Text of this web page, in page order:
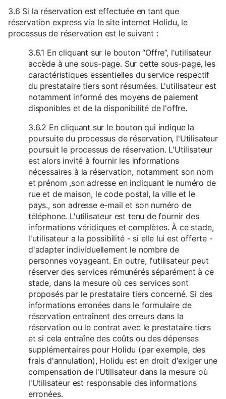
3.6 Si la réservation est effectuée en tant que
réservation express via le site internet Holidu, le
processus de réservation est le suivant :
3.6.1 En cliquant sur le bouton “Offre”, l'utilisateur
accède à une sous-page. Sur cette sous-page, les
caractéristiques essentielles du service respectif
du prestataire tiers sont résumées. L'utilisateur est
notamment informé des moyens de paiement
disponibles et de la disponibilité de l'offre.
3.6.2 En cliquant sur le bouton qui indique la
poursuite du processus de réservation, l'Utilisateur
poursuit le processus de réservation. L'Utilisateur
est alors invité à fournir les informations
nécessaires à la réservation, notamment son nom
et prénom ,son adresse en indiquant le numéro de
rue et de maison, le code postal, la ville et le
pays., son adresse e-mail et son numéro de
téléphone. L'utilisateur est tenu de fournir des
informations véridiques et complètes. À ce stade,
l'utilisateur a la possibilité - si elle lui est offerte -
d'adapter individuellement le nombre de
personnes voyageant. En outre, l'utilisateur peut
réserver des services rémunérés séparément à ce
stade, dans la mesure où ces services sont
proposés par le prestataire tiers concerné. Si des
informations erronées dans le formulaire de
réservation entraînent des erreurs dans la
réservation ou le contrat avec le prestataire tiers
et si cela entraîne des coûts ou des dépenses
supplémentaires pour Holidu (par exemple, des
frais d'annulation), Holidu est en droit d'exiger une
compensation de l'Utilisateur dans la mesure où
l'Utilisateur est responsable des informations
erronées.